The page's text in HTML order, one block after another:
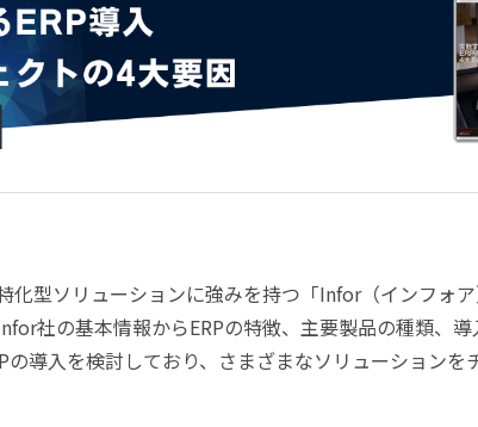
／業績管理
ライチェーン／生産管理
／営業支援／Eコマース
タ分析／BI
化型ソリューションに強みを持つ「Infor（インフォ
社の基本情報からERPの特徴、主要製品の種類、
の導入を検討しており、さまざまなソリューション